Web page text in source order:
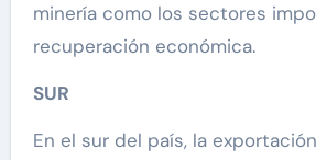
minería como los sectores
recuperación económica.
SUR
En el sur del país, la